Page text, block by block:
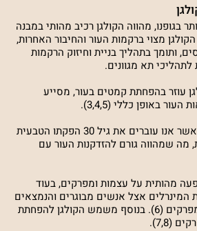
בגופנו, מהווה הקולגן רכיב מהותי במבנה
מצוי ברקמות העור והחיבור האחרות,
ותומך בתהליך בניית וחיזוק הרקמות
תא מגוונים.
עוזר בהפחתת קמטים בעור, מסייע
באופן כללי (3,4,5).
לפי מחקרים נמצא כי כאשר אנו עוברים את גיל 30 הפקתו הטבעית
מה שמהווה גורם להזדקנות העור עם
מהותית על עצמות ומפרקים, בעוד
אצל אנשים מבוגרים והנמצאים
בסיכון לחלות במחלות מפרקים (6). בנוסף משמש הקולגן להפחתת
(7,8).